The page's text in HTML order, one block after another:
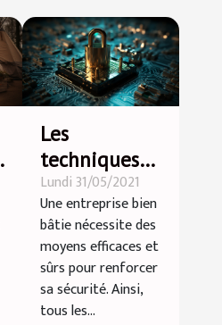
Les
techniques
pros pour
renforcer la
sécurité de
son
entreprise !
Lundi 31/05/2021
Une entreprise bien
bâtie nécessite des
moyens efficaces et
sûrs pour renforcer
sa sécurité. Ainsi,
tous les...